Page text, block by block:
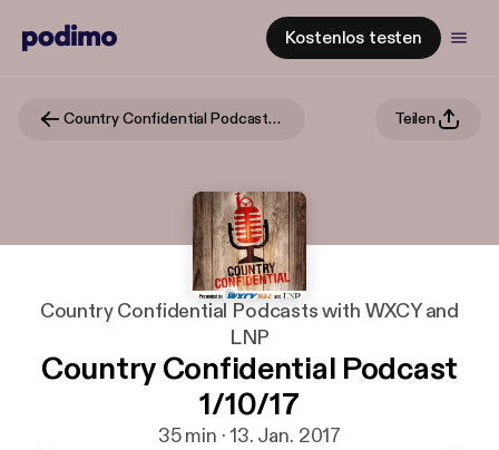
Kostenlos testen
Country Confidential Podcasts with WXCY and LNP Teilen
Country Confidential Podcasts with WXCY and
LNP
Country Confidential Podcast
1/10/17
35 min · 13. Jan. 2017